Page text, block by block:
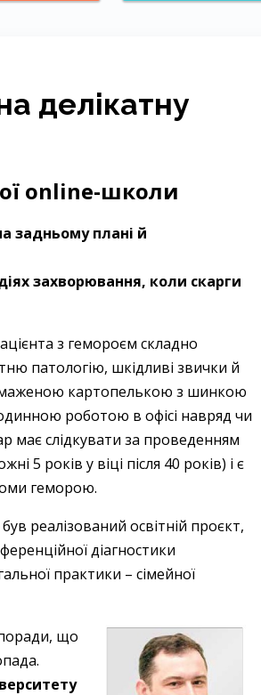
делікатну
online-школи
задньому плані й
захворювання, коли скарги
з гемороєм складно
патологію, шкідливі звички й
смаженою картопелькою з шинкою
роботою в офісі навряд чи
має слідкувати за проведенням
5 років у віці після 40 років) і є
геморою.
реалізований освітній проєкт,
діагностики
практики – сімейної
що